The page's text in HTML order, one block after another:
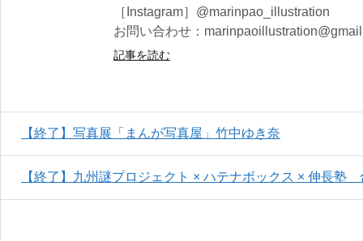
［Instagram］@marinpao_illustration
お問い合わせ：
記事を読む
【終了】写真展「まんが写真屋」竹中ゆき奈
【終了】九州謎プロジェクト × ハテナボックス × 伸長塾